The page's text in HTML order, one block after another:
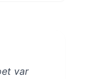
var